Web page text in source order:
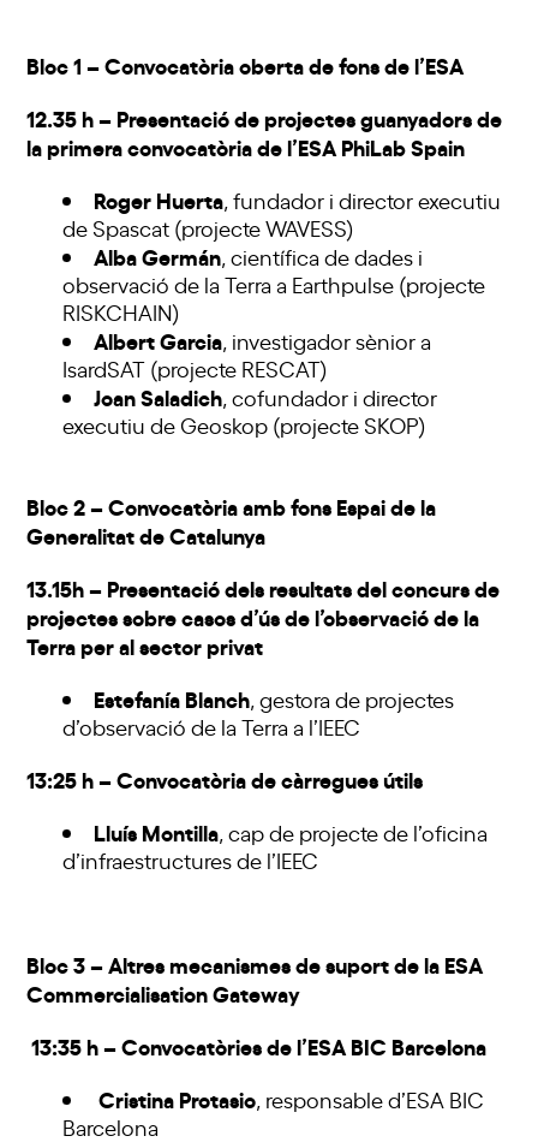
Bloc 1 – Convocatòria oberta de fons de l’ESA
12.35 h – Presentació de projectes guanyadors de
la primera convocatòria de l’ESA PhiLab Spain
Roger Huerta , fundador i director executiu
de Spascat (projecte WAVESS)
Alba Germán , científica de dades i
observació de la Terra a Earthpulse (projecte
RISKCHAIN)
Albert Garcia , investigador sènior a
IsardSAT (projecte RESCAT)
Joan Saladich , cofundador i director
executiu de Geoskop (projecte SKOP)
Bloc 2 – Convocatòria amb fons Espai de la
Generalitat de Catalunya
13.15h – Presentació dels resultats del concurs de
projectes sobre casos d’ús de l’observació de la
Terra per al sector privat
Estefanía Blanch , gestora de projectes
d’observació de la Terra a l’IEEC
13:25 h – Convocatòria de càrregues útils
Lluís Montilla , cap de projecte de l’oficina
d’infraestructures de l’IEEC
Bloc 3 – Altres mecanismes de suport de la ESA
Commercialisation Gateway
13:35 h – Convocatòries de l’ESA BIC Barcelona
Cristina Protasio , responsable d’ESA BIC
Barcelona